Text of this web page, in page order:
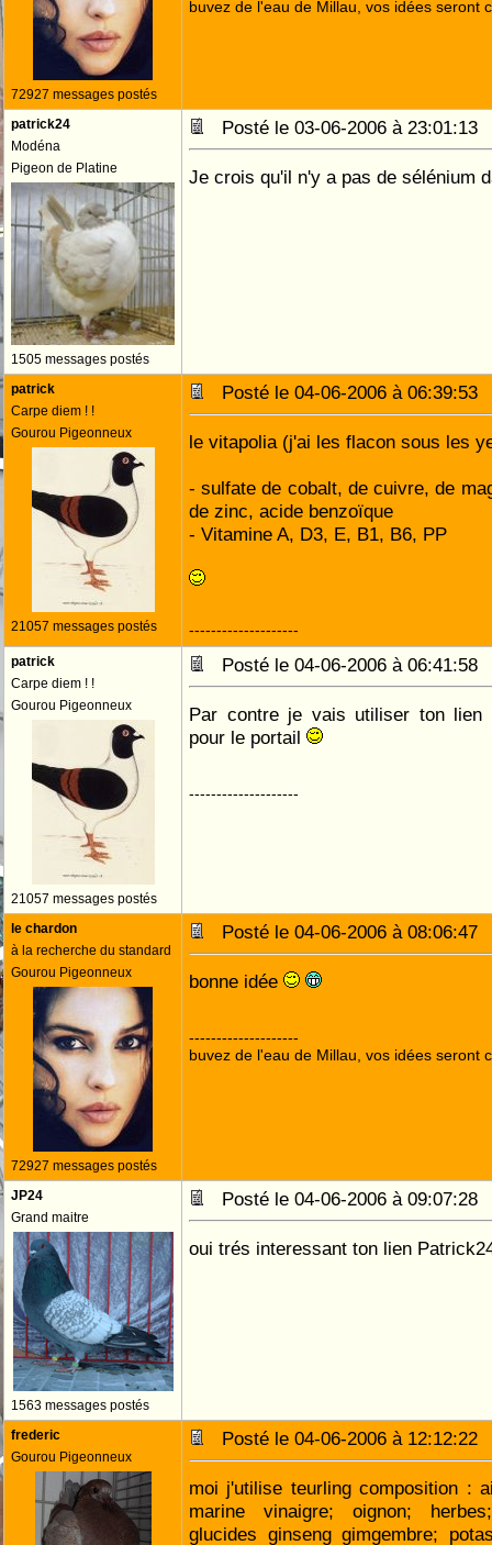
72927 messages postés
buvez de l'eau de Millau, vos idées seront
patrick24
Modéna
Pigeon de Platine
1505 messages postés
Posté le 03-06-2006 à
Je crois qu'il n'y a pas de sélénium
patrick
Carpe diem ! !
Gourou Pigeonneux
21057 messages postés
Posté le 04-06-2006 à
le vitapolia (j'ai les flacon sous les
- sulfate de cobalt, de cuivre, de
de zinc, acide benzoïque
- Vitamine A, D3, E, B1, B6, PP
--------------------
patrick
Carpe diem ! !
Gourou Pigeonneux
21057 messages postés
Posté le 04-06-2006 à
Par contre je vais utiliser ton lien
pour le portail
--------------------
le chardon
à la recherche du standard
Gourou Pigeonneux
72927 messages postés
Posté le 04-06-2006 à
bonne idée
--------------------
buvez de l'eau de Millau, vos idées seront
JP24
Grand maitre
1563 messages postés
Posté le 04-06-2006 à
oui trés interessant ton lien
frederic
Gourou Pigeonneux
Posté le 04-06-2006 à
moi j'utilise teurling composition :
marine vinaigre; oignon;
glucides ginseng gimgembre;